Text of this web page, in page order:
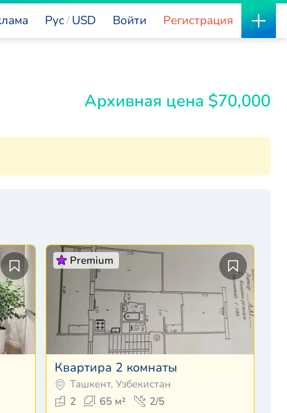
Рус USD Войти Регистрация
Архивная цена $70,000
Premium
Квартира 2 комнаты
Ташкент, Узбекистан
2
65 м²
2/5